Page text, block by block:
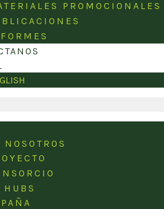
PROMOCIONALES
NOSOTROS
HUBS